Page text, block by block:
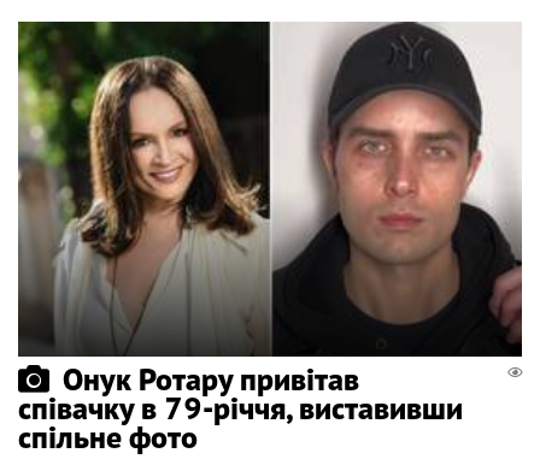
Онук Ротару привітав
співачку в 79-річчя, виставивши
спільне фото